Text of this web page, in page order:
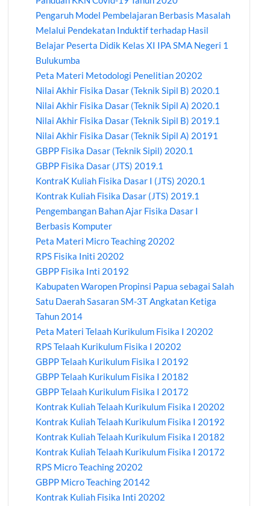
Pengaruh Model Pembelajaran Berbasis Masalah
Melalui Pendekatan Induktif terhadap Hasil
Belajar Peserta Didik Kelas XI IPA SMA Negeri 1
Bulukumba
Peta Materi Metodologi Penelitian 20202
Nilai Akhir Fisika Dasar (Teknik Sipil B) 2020.1
Nilai Akhir Fisika Dasar (Teknik Sipil A) 2020.1
Nilai Akhir Fisika Dasar (Teknik Sipil B) 2019.1
Nilai Akhir Fisika Dasar (Teknik Sipil A) 20191
GBPP Fisika Dasar (Teknik Sipil) 2020.1
GBPP Fisika Dasar (JTS) 2019.1
KontraK Kuliah Fisika Dasar I (JTS) 2020.1
Kontrak Kuliah Fisika Dasar (JTS) 2019.1
Pengembangan Bahan Ajar Fisika Dasar I
Berbasis Komputer
Peta Materi Micro Teaching 20202
RPS Fisika Initi 20202
GBPP Fisika Inti 20192
Kabupaten Waropen Propinsi Papua sebagai Salah
Satu Daerah Sasaran SM-3T Angkatan Ketiga
Tahun 2014
Peta Materi Telaah Kurikulum Fisika I 20202
RPS Telaah Kurikulum Fisika I 20202
GBPP Telaah Kurikulum Fisika I 20192
GBPP Telaah Kurikulum Fisika I 20182
GBPP Telaah Kurikulum Fisika I 20172
Kontrak Kuliah Telaah Kurikulum Fisika I 20202
Kontrak Kuliah Telaah Kurikulum Fisika I 20192
Kontrak Kuliah Telaah Kurikulum Fisika I 20182
Kontrak Kuliah Telaah Kurikulum Fisika I 20172
RPS Micro Teaching 20202
GBPP Micro Teaching 20142
Kontrak Kuliah Fisika Inti 20202